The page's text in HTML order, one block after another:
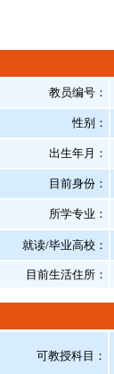
教员编号：
性别：
出生年月：
目前身份：
所学专业：
就读/毕业高校：
目前生活住所：
可教授科目：